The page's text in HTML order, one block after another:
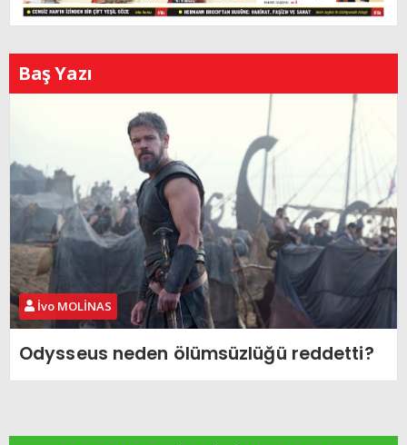
Baş Yazı
İvo MOLİNAS
Odysseus neden ölümsüzlüğü reddetti?